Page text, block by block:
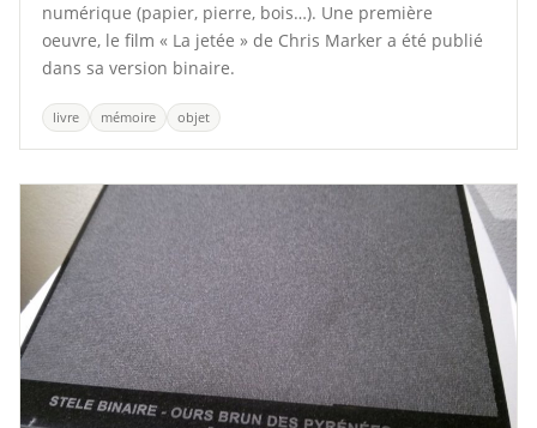
numérique (papier, pierre, bois…). Une première
oeuvre, le film « La jetée » de Chris Marker a été publié
dans sa version binaire.
livre mémoire objet